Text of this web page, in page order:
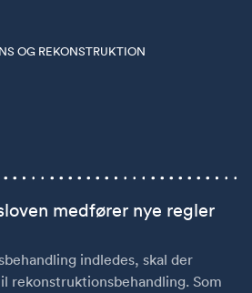
OG REKONSTRUKTION
medfører nye regler
indledes, skal der
rekonstruktionsbehandling. Som